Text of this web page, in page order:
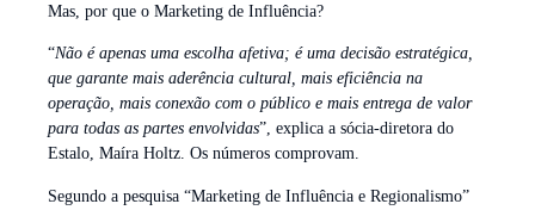
Mas, por que o Marketing de Influência?
“Não é apenas uma escolha afetiva; é uma decisão estratégica,
que garante mais aderência cultural, mais eficiência na
operação, mais conexão com o público e mais entrega de valor
para todas as partes envolvidas”, explica a sócia-diretora do
Estalo, Maíra Holtz. Os números comprovam.
Segundo a pesquisa “Marketing de Influência e Regionalismo”